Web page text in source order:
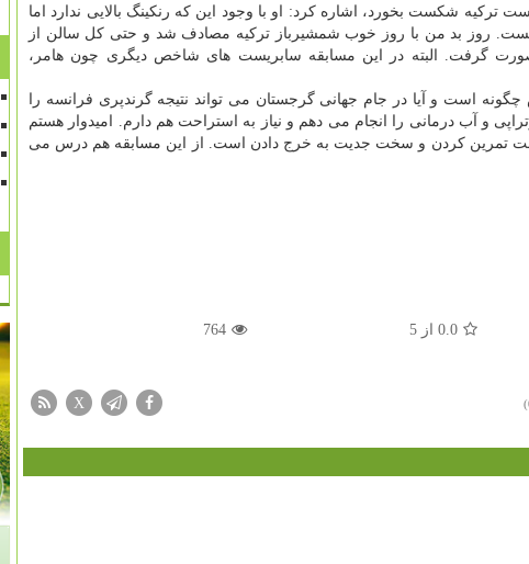
ترکیه شکست بخورد، اشاره کرد: او با وجود این که رنکینگ بالایی ندارد اما
روز بد من با روز خوب شمشیرباز ترکیه مصادف شد و حتی کل سالن از
گرفت. البته در این مسابقه سابریست های شاخص دیگری چون هامر،
است و آیا در جام جهانی گرجستان می تواند نتیجه گرندپری فرانسه را
و آب درمانی را انجام می دهم و نیاز به استراحت هم دارم. امیدوار هستم
درست تمرین کردن و سخت جدیت به خرج دادن است. از این مسابقه هم درس می
0.0 از5
764
X